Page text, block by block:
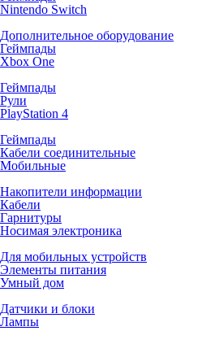
Nintendo Switch
Дополнительное оборудование
Геймпады
Xbox One
Геймпады
Рули
PlayStation 4
Геймпады
Кабели соединительные
Мобильные
Накопители информации
Кабели
Гарнитуры
Носимая электроника
Для мобильных устройств
Элементы питания
Умный дом
Датчики и блоки
Лампы